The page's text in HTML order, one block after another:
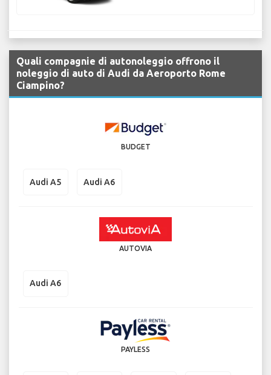
Quali compagnie di autonoleggio offrono il
noleggio di auto di Audi da Aeroporto Rome
Ciampino?
BUDGET
Audi A5 Audi A6
AUTOVIA
Audi A6
PAYLESS